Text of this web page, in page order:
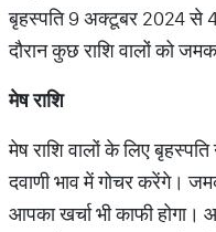
बृहस्पति 9 अक्टूबर 2024 से
दौरान कुछ राशि वालों को
मेष राशि
मेष राशि वालों के लिए
दवाणी भाव में गोचर करेंगे।
आपका खर्चा भी काफी होगा।